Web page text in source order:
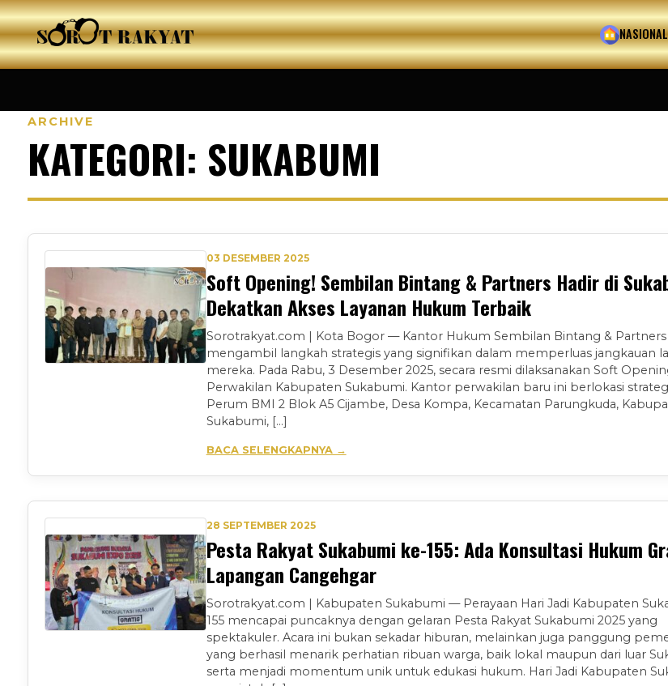
HOME
NASIONAL
ARCHIVE
KATEGORI: SUKABUMI
03 DESEMBER 2025
Soft Opening! Sembilan Bintang & Partners Hadir di
Dekatkan Akses Layanan Hukum Terbaik
Sorotrakyat.com | Kota Bogor — Kantor Hukum Sembilan Bintang &
mengambil langkah strategis yang signifikan dalam memperluas jangkauan
mereka. Pada Rabu, 3 Desember 2025, secara resmi dilaksanakan Soft
Perwakilan Kabupaten Sukabumi. Kantor perwakilan baru ini berlokasi
Perum BMI 2 Blok A5 Cijambe, Desa Kompa, Kecamatan Parungkuda,
Sukabumi, […]
BACA SELENGKAPNYA →
28 SEPTEMBER 2025
Pesta Rakyat Sukabumi ke-155: Ada Konsultasi Hukum
Lapangan Cangehgar
Sorotrakyat.com | Kabupaten Sukabumi — Perayaan Hari Jadi Kabupaten
155 mencapai puncaknya dengan gelaran Pesta Rakyat Sukabumi 2025 yang
spektakuler. Acara ini bukan sekadar hiburan, melainkan juga panggung
yang berhasil menarik perhatian ribuan warga, baik lokal maupun dari luar
serta menjadi momentum unik untuk edukasi hukum. Hari Jadi Kabupaten